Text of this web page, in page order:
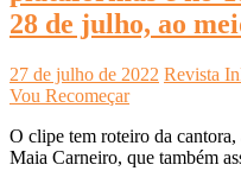
28 de julho, ao
27 de julho de 2022 Revista
Vou Recomeçar
O clipe tem roteiro da
Maia Carneiro, que também